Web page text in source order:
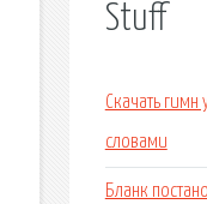
Stuff
Скачать
словами
Бланк